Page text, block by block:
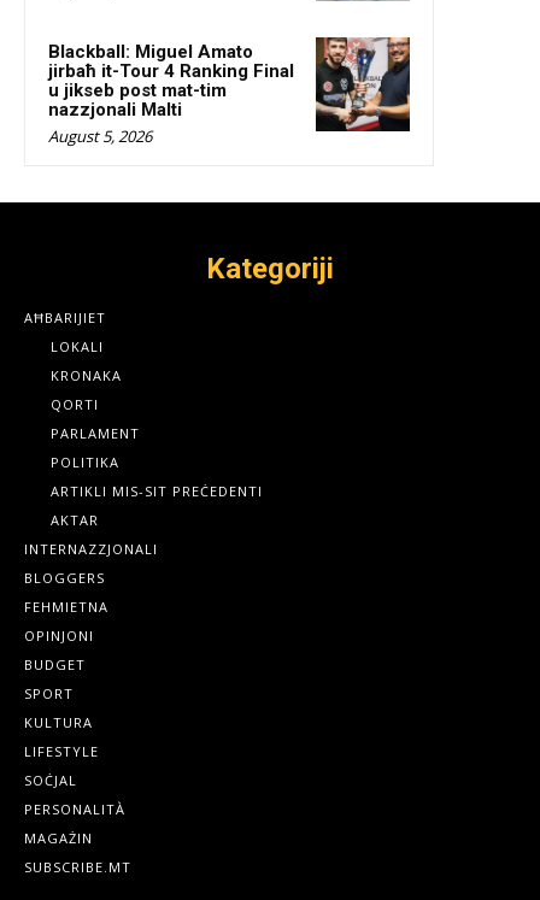
Blackball: Miguel Amato
jirbaħ it-Tour 4 Ranking Final
u jikseb post mat-tim
nazzjonali Malti
August 5, 2026
Kategoriji
AĦBARIJIET
LOKALI
KRONAKA
QORTI
PARLAMENT
POLITIKA
ARTIKLI MIS-SIT PREĊEDENTI
AKTAR
INTERNAZZJONALI
BLOGGERS
FEHMIETNA
OPINJONI
BUDGET
SPORT
KULTURA
LIFESTYLE
SOĊJAL
PERSONALITÀ
MAGAŻIN
SUBSCRIBE.MT